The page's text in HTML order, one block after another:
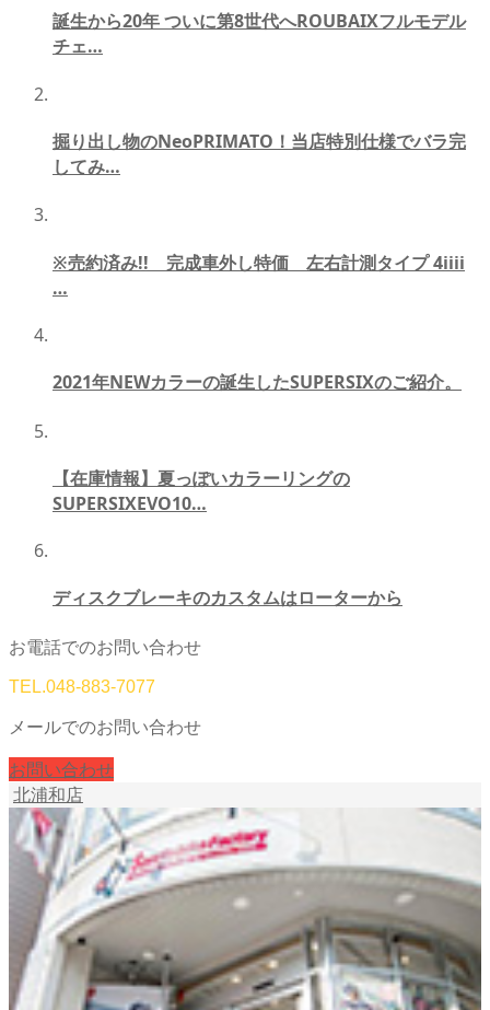
誕生から20年 ついに第8世代へROUBAIXフルモデル
チェ…
掘り出し物のNeoPRIMATO！当店特別仕様でバラ完
してみ…
※売約済み!! 完成車外し特価 左右計測タイプ 4iiii
…
2021年NEWカラーの誕生したSUPERSIXのご紹介。
【在庫情報】夏っぽいカラーリングの
SUPERSIXEVO10…
ディスクブレーキのカスタムはローターから
お電話でのお問い合わせ
TEL.048-883-7077
メールでのお問い合わせ
お問い合わせ
北浦和店